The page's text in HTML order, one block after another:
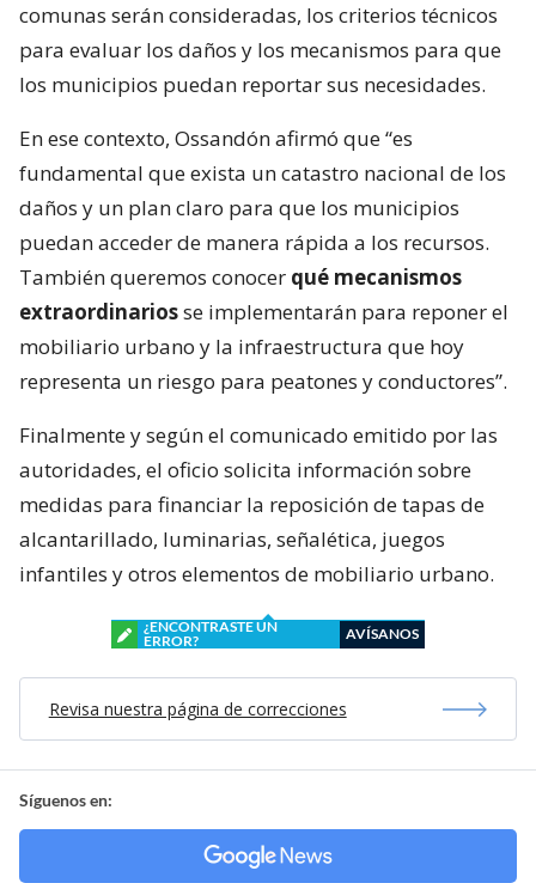
comunas serán consideradas, los criterios técnicos
para evaluar los daños y los mecanismos para que
los municipios puedan reportar sus necesidades.
En ese contexto, Ossandón afirmó que “es
fundamental que exista un catastro nacional de los
daños y un plan claro para que los municipios
puedan acceder de manera rápida a los recursos.
También queremos conocer qué mecanismos
extraordinariosse implementarán para reponer el
mobiliario urbano y la infraestructura que hoy
representa un riesgo para peatones y conductores”.
Finalmente y según el comunicado emitido por las
autoridades, el oficio solicita información sobre
medidas para financiar la reposición de tapas de
alcantarillado, luminarias, señalética, juegos
infantiles y otros elementos de mobiliario urbano.
¿ENCONTRASTE UN
ERROR?
AVÍSANOS
Revisa nuestra página de correcciones
Síguenos en: